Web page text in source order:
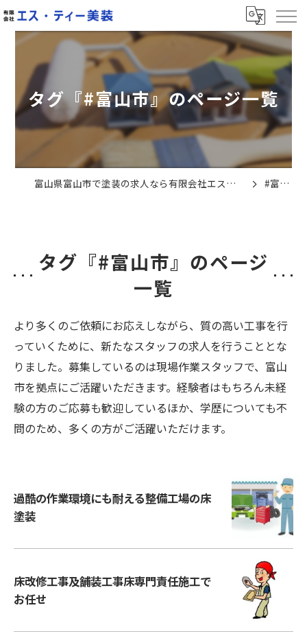
タグ『#富山市』のページ一覧
富山県富山市で塗装の求人なら有限会社エス・ティー美装 #富山市
タグ『#富山市』のページ
一覧
より多くのご依頼にお応えしながら、質の高い工事を行
っていくために、新たなスタッフの求人を行うこととな
りました。募集しているのは現場作業スタッフで、富山
市を拠点にご活躍いただきます。経験者はもちろん未経
験の方のご応募も歓迎しているほか、学歴についても不
問のため、多くの方がご活躍いただけます。
過酷の作業環境にも耐える整備工場の床
塗装
床改修工事及舗装工事床専門責任施工で
お任せ